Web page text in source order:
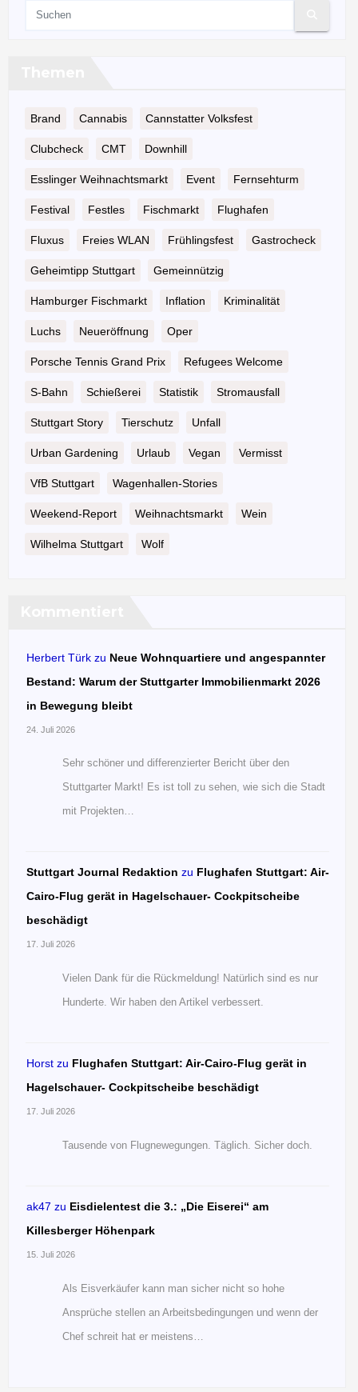
Brand Cannabis Cannstatter Volksfest
Clubcheck CMT Downhill
Esslinger Weihnachtsmarkt Event Fernsehturm
Festival Festles Fischmarkt Flughafen
Fluxus Freies WLAN Frühlingsfest Gastrocheck
Geheimtipp Stuttgart Gemeinnützig
Hamburger Fischmarkt Inflation Kriminalität
Luchs Neueröffnung Oper
Porsche Tennis Grand Prix Refugees Welcome
S-Bahn Schießerei Statistik Stromausfall
Stuttgart Story Tierschutz Unfall
Urban Gardening Urlaub Vegan Vermisst
VfB Stuttgart Wagenhallen-Stories
Weekend-Report Weihnachtsmarkt Wein
Wilhelma Stuttgart Wolf
Herbert Türk zu Neue Wohnquartiere und angespannter
Bestand: Warum der Stuttgarter Immobilienmarkt 2026
in Bewegung bleibt
24. Juli 2026
Sehr schöner und differenzierter Bericht über den
Stuttgarter Markt! Es ist toll zu sehen, wie sich die Stadt
mit Projekten…
Stuttgart Journal Redaktion zu Flughafen Stuttgart: Air-
Cairo-Flug gerät in Hagelschauer- Cockpitscheibe
beschädigt
17. Juli 2026
Vielen Dank für die Rückmeldung! Natürlich sind es nur
Hunderte. Wir haben den Artikel verbessert.
Horst zu Flughafen Stuttgart: Air-Cairo-Flug gerät in
Hagelschauer- Cockpitscheibe beschädigt
17. Juli 2026
Tausende von Flugnewegungen. Täglich. Sicher doch.
ak47 zu Eisdielentest die 3.: „Die Eiserei“ am
Killesberger Höhenpark
15. Juli 2026
Als Eisverkäufer kann man sicher nicht so hohe
Ansprüche stellen an Arbeitsbedingungen und wenn der
Chef schreit hat er meistens…